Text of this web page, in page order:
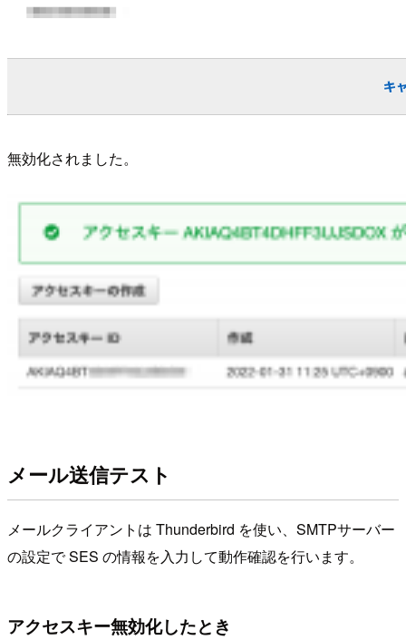
無効化されました。
メール送信テスト
メールクライアントは Thunderbird を使い、SMTPサーバー
の設定で SES の情報を入力して動作確認を行います。
アクセスキー無効化したとき